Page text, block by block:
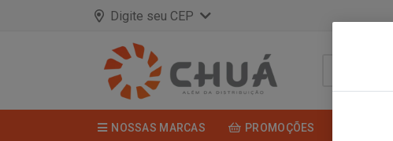
Digite seu CEP
NOSSAS MARCAS PROMOÇÕES